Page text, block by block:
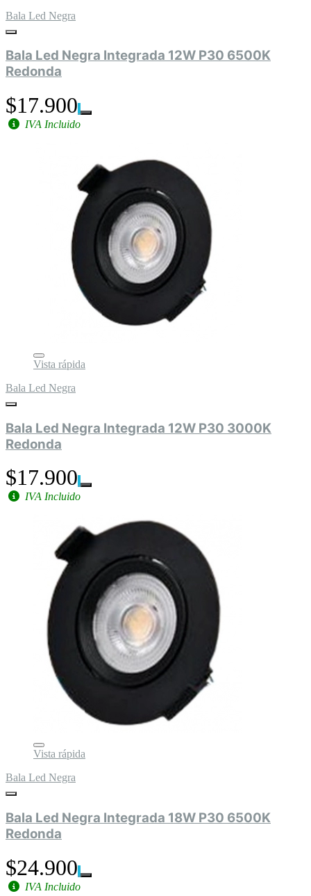
Bala Led Negra
Bala Led Negra Integrada 12W P30 6500K
Redonda
$17.900
IVA Incluido
Vista rápida
Bala Led Negra
Bala Led Negra Integrada 12W P30 3000K
Redonda
$17.900
IVA Incluido
Vista rápida
Bala Led Negra
Bala Led Negra Integrada 18W P30 6500K
Redonda
$24.900
IVA Incluido